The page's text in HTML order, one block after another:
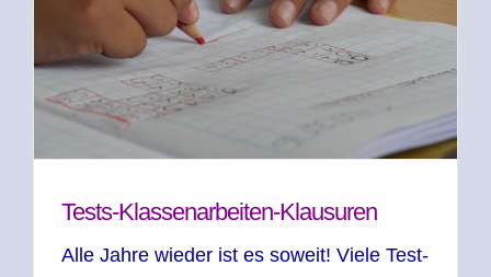
Tests-Klassenarbeiten-Klausuren
Alle Jahre wieder ist es soweit! Viele Test-